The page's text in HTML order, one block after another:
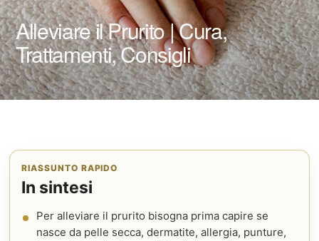
Alleviare il Prurito | Cura,
Trattamenti, Consigli
RIASSUNTO RAPIDO
In sintesi
Per alleviare il prurito bisogna prima capire se
nasce da pelle secca, dermatite, allergia, punture,